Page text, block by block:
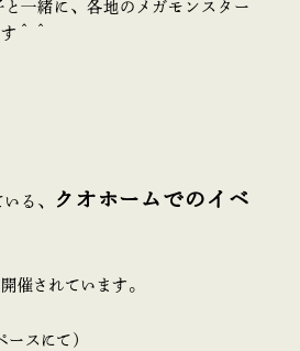
一緒に、各地のメガモンスター
＾＾
る、
クオホームでのイベ
催されています。
ースにて）